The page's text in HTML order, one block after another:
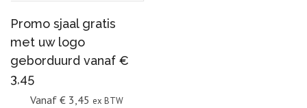
Promo sjaal gratis
met uw logo
geborduurd vanaf €
3,45
Vanaf € 3,45 ex BTW